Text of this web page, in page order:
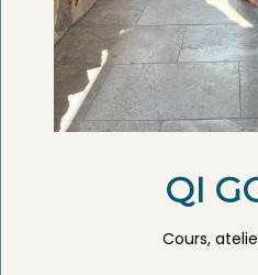
QI
Cours,